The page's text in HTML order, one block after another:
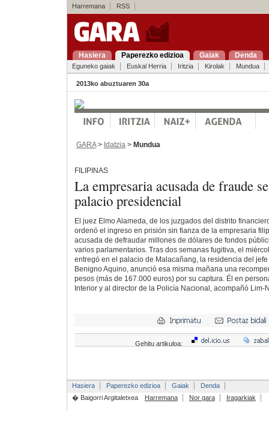
Harremana RSS
Hasiera Paperezko edizioa Gaiak Denda
Eguneko gaiak Euskal Herria Iritzia Kirolak Mundua
2013ko abuztuaren 30a
GARA> Idatzia > Mundua
FILIPINAS
La empresaria acusada de fraude
palacio presidencial
El juez Elmo Alameda, de los juzgados del distrito
ordenó el ingreso en prisión sin fianza de la empresaria
acusada de defraudar millones de dólares de fondos
varios parlamentarios. Tras dos semanas fugitiva, el
entregó en el palacio de Malacañang, la residencia del
Benigno Aquino, anunció esa misma mañana una
pesos (más de 167.000 euros) por su captura. Él en
Interior y al director de la Policía Nacional, acompañó Lim-
Gehitu artikuloa:
Hasiera Paperezko edizioa Gaiak
Denda
� Baigorri Argitaletxea
Harremana Nor gara Iragarkiak